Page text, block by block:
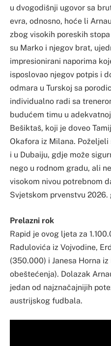
u dvogodišnji ugovor sa
evra, odnosno, hoće li
zbog visokih poreskih
su Marko i njegov brat,
impresionirani naporima
isposlovao njegov potpis i
odmara u Turskoj sa
individualno radi sa
budućem timu u
Bešiktaš, koji je doveo
Okafora iz Milana. Poželjeli
i u Dubaiju, gdje može
nego u rodnom gradu, ali
visokom nivou potrebnom
Svjetskom prvenstvu 2026.
Prelazni rok
Rapid je ovog ljeta za
Radulovića iz Vojvodine,
(350.000) i Janesa Horna
obeštećenja). Dolazak
jedan od najznačajnijih
austrijskog fudbala.